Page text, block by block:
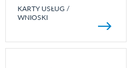
KARTY USŁUG /
WNIOSKI